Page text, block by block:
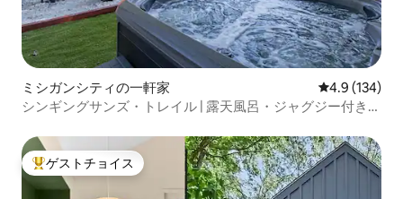
ミシガンシティの一軒家 レビュー134
4.9 (134)
シンギングサンズ・トレイル | 露天風呂・ジャグジー付きの
大好評のゲストチョイスです。
ゲストチョイス